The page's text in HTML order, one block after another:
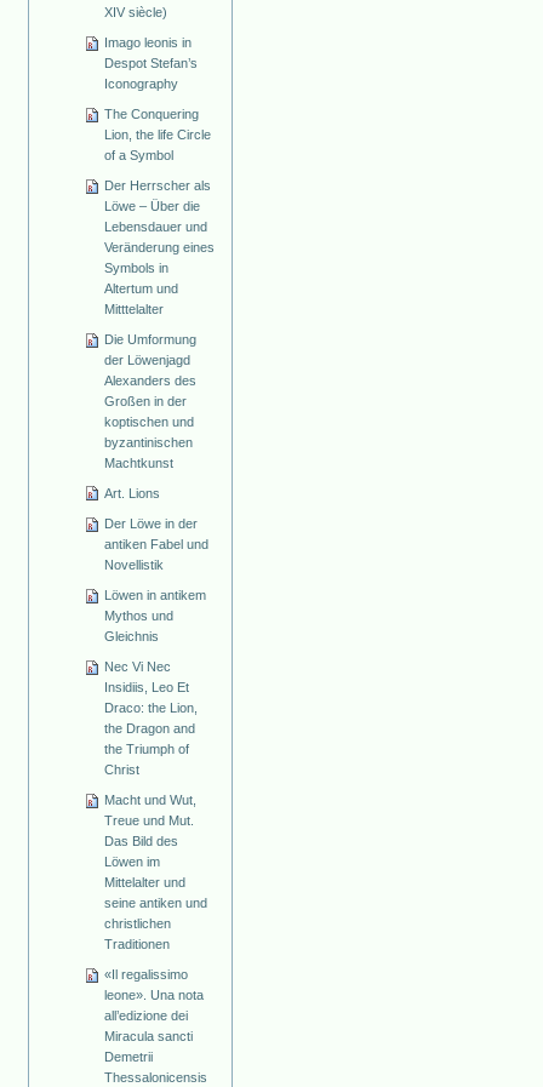
XIV siècle)
Imago leonis in
Despot Stefan’s
Iconography
The Conquering
Lion, the life Circle
of a Symbol
Der Herrscher als
Löwe – Über die
Lebensdauer und
Veränderung eines
Symbols in
Altertum und
Mitttelalter
Die Umformung
der Löwenjagd
Alexanders des
Großen in der
koptischen und
byzantinischen
Machtkunst
Art. Lions
Der Löwe in der
antiken Fabel und
Novellistik
Löwen in antikem
Mythos und
Gleichnis
Nec Vi Nec
Insidiis, Leo Et
Draco: the Lion,
the Dragon and
the Triumph of
Christ
Macht und Wut,
Treue und Mut.
Das Bild des
Löwen im
Mittelalter und
seine antiken und
christlichen
Traditionen
«Il regalissimo
leone». Una nota
all’edizione dei
Miracula sancti
Demetrii
Thessalonicensis